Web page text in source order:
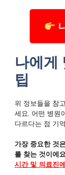
나에게
팁
위 정보들을 참
세요. 어떤 병원
다르다는 점 기
가장 중요한 것
를 찾는 것이에
시간 및 의료진